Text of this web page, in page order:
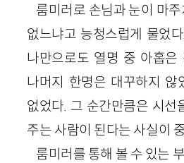
룸미러로 손님과 눈이 마
없느냐고 능청스럽게 물었
나만으로도 열명 중 아홉은
나머지 한명은 대꾸하지 않
없었다. 그 순간만큼은 시선
주는 사람이 된다는 사실이
룸미러를 통해 볼 수 있는